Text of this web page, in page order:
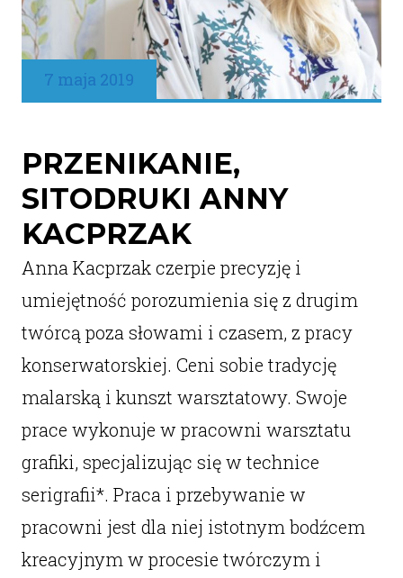
7 maja 2019
PRZENIKANIE,
SITODRUKI ANNY
KACPRZAK
Anna Kacprzak czerpie precyzję i
umiejętność porozumienia się z drugim
twórcą poza słowami i czasem, z pracy
konserwatorskiej. Ceni sobie tradycję
malarską i kunszt warsztatowy. Swoje
prace wykonuje w pracowni warsztatu
grafiki, specjalizując się w technice
serigrafii*. Praca i przebywanie w
pracowni jest dla niej istotnym bodźcem
kreacyjnym w procesie twórczym i